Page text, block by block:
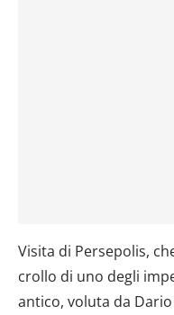
Visita di Persepolis,
crollo di uno degli
antico, voluta da